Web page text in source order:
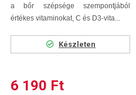
a bőr szépsége szempontjából
értékes vitaminokat, C és D3-vita...
Készleten
6 190 Ft